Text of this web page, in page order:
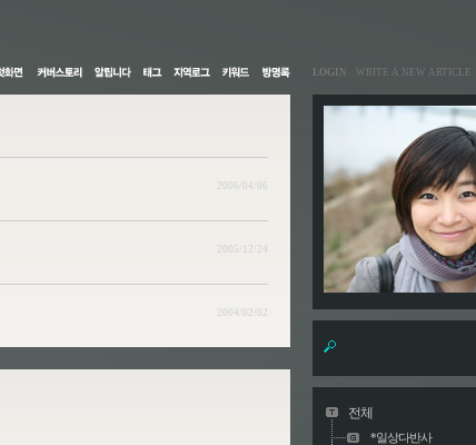
LOGIN WRITE A NEW ARTICLE
2006/04/06
2005/12/24
2004/02/02
전체
*일상다반사